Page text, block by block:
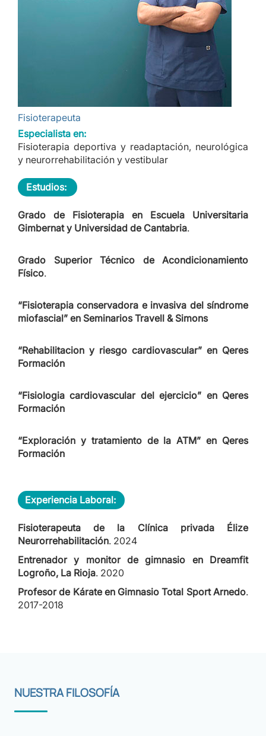
Fisioterapeuta
Especialista en:
Fisioterapia deportiva y readaptación, neurológica
y neurorrehabilitación y vestibular
Estudios:
Grado de Fisioterapia en Escuela Universitaria
Gimbernat y Universidad de Cantabria.
Grado Superior Técnico de Acondicionamiento
Físico.
“Fisioterapia conservadora e invasiva del síndrome
miofascial” en Seminarios Travell & Simons
“Rehabilitacion y riesgo cardiovascular” en Qeres
Formación
“Fisiologia cardiovascular del ejercicio” en Qeres
Formación
“Exploración y tratamiento de la ATM” en Qeres
Formación
Experiencia Laboral:
Fisioterapeuta de la Clínica privada Élize
Neurorrehabilitación. 2024
Entrenador y monitor de gimnasio en Dreamfit
Logroño, La Rioja. 2020
Profesor de Kárate en Gimnasio Total Sport Arnedo.
2017-2018
NUESTRA FILOSOFÍA